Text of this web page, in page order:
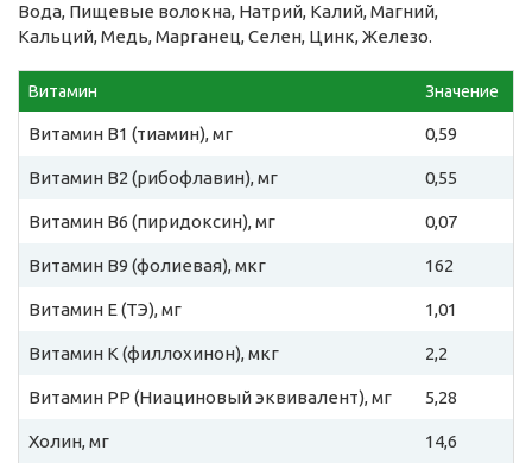
Вода, Пищевые волокна, Натрий, Калий, Магний,
Кальций, Медь, Марганец, Селен, Цинк, Железо.
Витамин Значение
Витамин B1 (тиамин), мг 0,59
Витамин B2 (рибофлавин), мг 0,55
Витамин B6 (пиридоксин), мг 0,07
Витамин B9 (фолиевая), мкг 162
Витамин E (ТЭ), мг 1,01
Витамин К (филлохинон), мкг 2,2
Витамин PP (Ниациновый эквивалент), мг 5,28
Холин, мг 14,6